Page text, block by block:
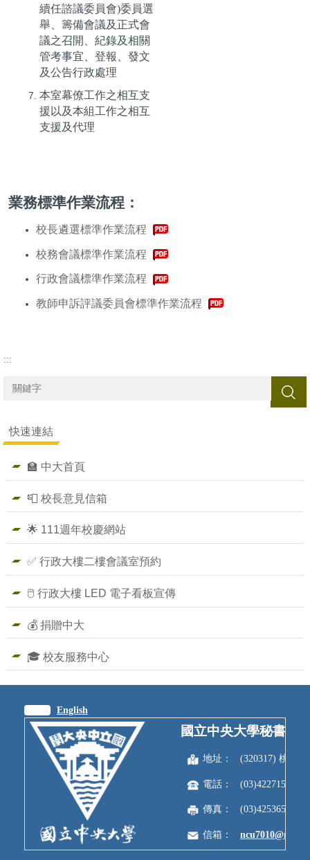
續任諮議委員會)委員選
舉、籌備會議及正式會
議之召開、紀錄及相關
管考事宜、登報、發文
及公告行政處理
本室幕僚工作之相互支
援以及本組工作之相互
支援及代理
業務標準作業流程：
校長遴選標準作業流程
校務會議標準作業流程
行政會議標準作業流程
教師申訴評議委員會標準作業流程
:::
搜尋
快速連結
🏫 中大首頁
📮 校長意見信箱
🌟 111週年校慶網站
✅ 行政大樓二樓會議室預約
🖱️ 行政大樓 LED 電子看板宣傳
💰 捐贈中大
🎓 校友服務中心
English
國立中央大學秘書室
地址： (320317) 桃園
電話： (03)4227151
傳真： (03)4253650
信箱：